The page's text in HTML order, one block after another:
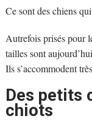
Ce sont des chiens
Autrefois prisés pour
tailles sont
Ils s’accommodent
Des petits
chiots